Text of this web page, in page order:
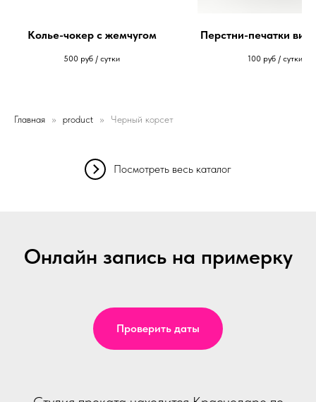
Колье-чокер с жемчугом
500 руб / сутки
Перстни-печатки
100 руб / сутки
Главная product Черный корсет
Посмотреть весь каталог
Онлайн запись на примерку
Проверить даты